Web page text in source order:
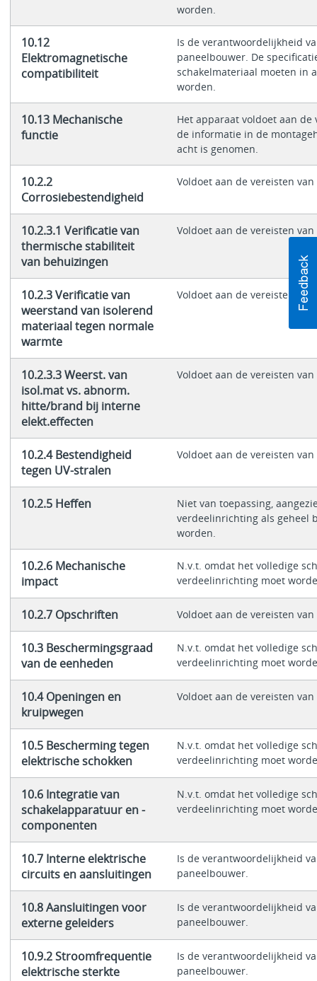
worden.
10.12
Elektromagnetische
compatibiliteit
Is de verantwoordelijkheid
paneelbouwer. De
schakelmateriaal moeten in
worden.
10.13 Mechanische
functie
Het apparaat voldoet aan de
de informatie in de
acht is genomen.
10.2.2
Corrosiebestendigheid
Voldoet aan de vereisten
10.2.3.1 Verificatie van
thermische stabiliteit
van behuizingen
Voldoet aan de vereisten
10.2.3 Verificatie van
weerstand van isolerend
materiaal tegen normale
warmte
Voldoet aan de vereisten
10.2.3.3 Weerst. van
isol.mat vs. abnorm.
hitte/brand bij interne
elekt.effecten
Voldoet aan de vereisten
10.2.4 Bestendigheid
tegen UV-stralen
Voldoet aan de vereisten
10.2.5 Heffen
Niet van toepassing,
verdeelinrichting als geheel
worden.
10.2.6 Mechanische
impact
N.v.t. omdat het volledige
verdeelinrichting moet
10.2.7 Opschriften Voldoet aan de vereisten
10.3 Beschermingsgraad
van de eenheden
N.v.t. omdat het volledige
verdeelinrichting moet
10.4 Openingen en
kruipwegen
Voldoet aan de vereisten
10.5 Bescherming tegen
elektrische schokken
N.v.t. omdat het volledige
verdeelinrichting moet
10.6 Integratie van
schakelapparatuur en -
componenten
N.v.t. omdat het volledige
verdeelinrichting moet
10.7 Interne elektrische
circuits en aansluitingen
Is de verantwoordelijkheid
paneelbouwer.
10.8 Aansluitingen voor
externe geleiders
Is de verantwoordelijkheid
paneelbouwer.
10.9.2 Stroomfrequentie
elektrische sterkte
Is de verantwoordelijkheid
paneelbouwer.